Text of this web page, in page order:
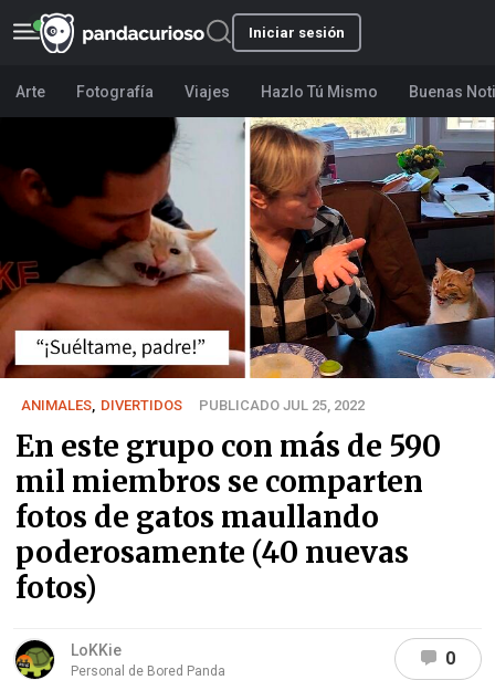
Iniciar sesión
Arte Fotografía Viajes Hazlo Tú Mismo Buenas
ANIMALES DIVERTIDOS PUBLICADO JUL 25, 2022
En este grupo con más de 590
mil miembros se comparten
fotos de gatos maullando
poderosamente (40 nuevas
fotos)
LoKKie
Personal de Bored Panda
0